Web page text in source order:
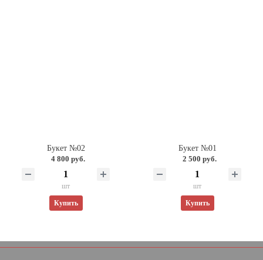
Букет №02
4 800 руб.
шт
Купить
Букет №01
2 500 руб.
шт
Купить